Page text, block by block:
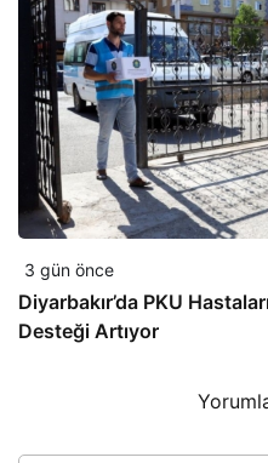
3 gün önce
Diyarbakır’da PKU
Desteği Artıyor